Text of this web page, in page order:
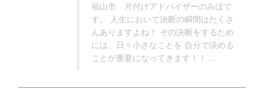
福山市 片付けアドバイザーのみほで
す。 人生において決断の瞬間はたくさ
んありますよね！ その決断をするため
には、日々小さなことを 自分で決める
ことが重要になってきます！！ ...